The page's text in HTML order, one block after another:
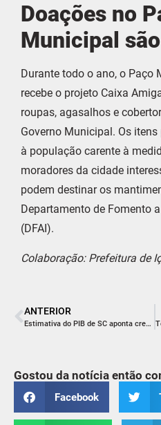
Doações no
Municipal
Durante todo o ano, o Paço
recebe o projeto Caixa
roupas, agasalhos e
Governo Municipal. Os
à população carente à
moradores da cidade
podem destinar os
Departamento de Fomento
(DFAI).
Colaboração: Prefeitura de
ANTERIOR
Estimativa do PIB de SC aponta crescimento de 5% na economia
Gostou da notícia então
Facebook